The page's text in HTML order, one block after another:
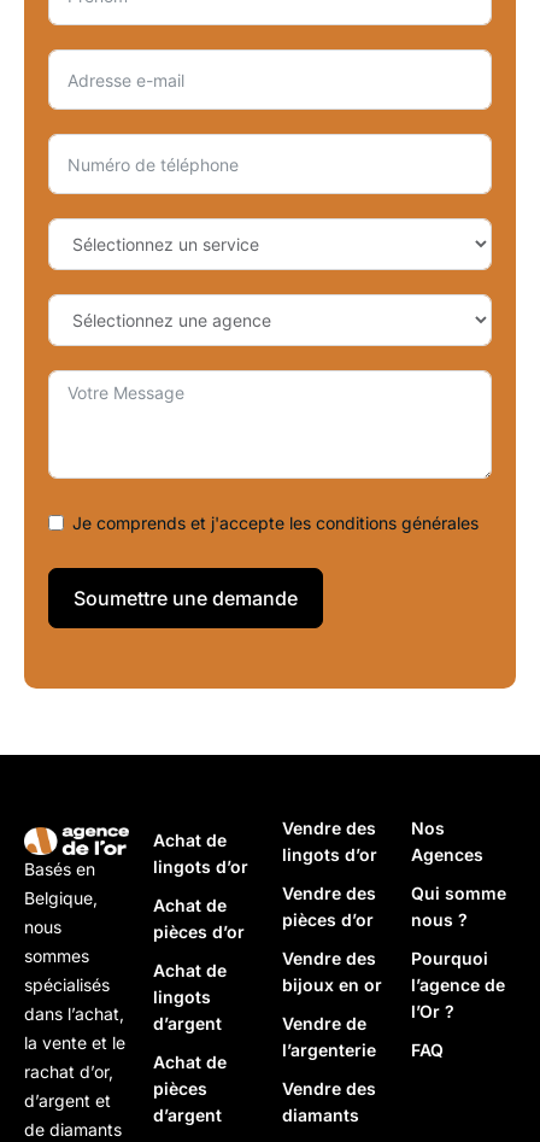
Je comprends et j'accepte les conditions générales
Soumettre une demande
Basés en
Belgique,
nous
sommes
spécialisés
dans l’achat,
la vente et le
rachat d’or,
d’argent et
de diamants
Achat de
lingots d’or
Achat de
pièces d’or
Achat de
lingots
d’argent
Achat de
pièces
d’argent
Vendre des
lingots d’or
Vendre des
pièces d’or
Vendre des
bijoux en or
Vendre de
l’argenterie
Vendre des
diamants
Nos
Agences
Qui somme
nous ?
Pourquoi
l’agence de
l’Or ?
FAQ